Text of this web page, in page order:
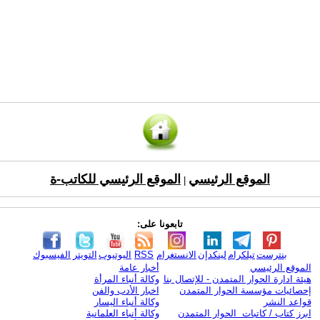
الموقع الرئيسي الموقع الرئيسي للكاتب-ة
تابعونا على:
الفيسبوك التويتر اليوتيوب RSS الانستغرام لينكدإن تيلكرامبنترست
الموقع الرئيسي
هيئة ادارة الحوار المتمدن - للإتصال بنا
إحصائيات مؤسسة الحوار المتمدن
قواعد النشر
ابرز كتاب / كاتبات الحوار المتمدن
أخبار عامة
وكالة أنباء المرأة
اخبار الأدب والفن
وكالة أنباء اليسار
وكالة أنباء العلمانية